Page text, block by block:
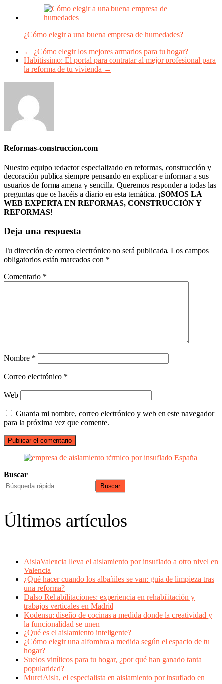
¿Cómo elegir a una buena empresa de humedades?
← ¿Cómo elegir los mejores armarios para tu hogar?
Habitissimo: El portal para contratar al mejor profesional para
la reforma de tu vivienda →
Reformas-construccion.com
Nuestro equipo redactor especializado en reformas, construcción y
decoración publica siempre pensando en explicar e informar a sus
usuarios de forma amena y sencilla. Queremos responder a todas las
preguntas que os hacéis a diario en esta temática. ¡SOMOS LA
WEB EXPERTA EN REFORMAS, CONSTRUCCIÓN Y
REFORMAS!
Deja una respuesta
Tu dirección de correo electrónico no será publicada. Los campos
obligatorios están marcados con *
Comentario *
Nombre *
Correo electrónico *
Web
Guarda mi nombre, correo electrónico y web en este navegador
para la próxima vez que comente.
Buscar
Buscar
Últimos artículos
AislaValencia lleva el aislamiento por insuflado a otro nivel en
Valencia
¿Qué hacer cuando los albañiles se van: guía de limpieza tras
una reforma?
Dalso Rehabilitaciones: experiencia en rehabilitación y
trabajos verticales en Madrid
Kodensu: diseño de cocinas a medida donde la creatividad y
la funcionalidad se unen
¿Qué es el aislamiento inteligente?
¿Cómo elegir una alfombra a medida según el espacio de tu
hogar?
Suelos vinílicos para tu hogar, ¿por qué han ganado tanta
popularidad?
MurciAisla, el especialista en aislamiento por insuflado en